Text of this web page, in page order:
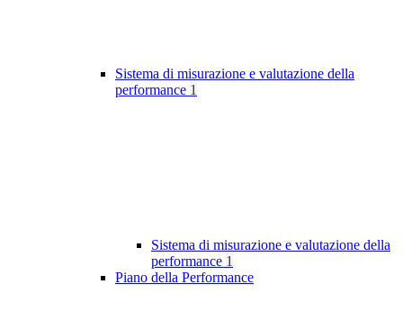
Sistema di misurazione e valutazione della
performance 1
Sistema di misurazione e valutazione della
performance 1
Piano della Performance